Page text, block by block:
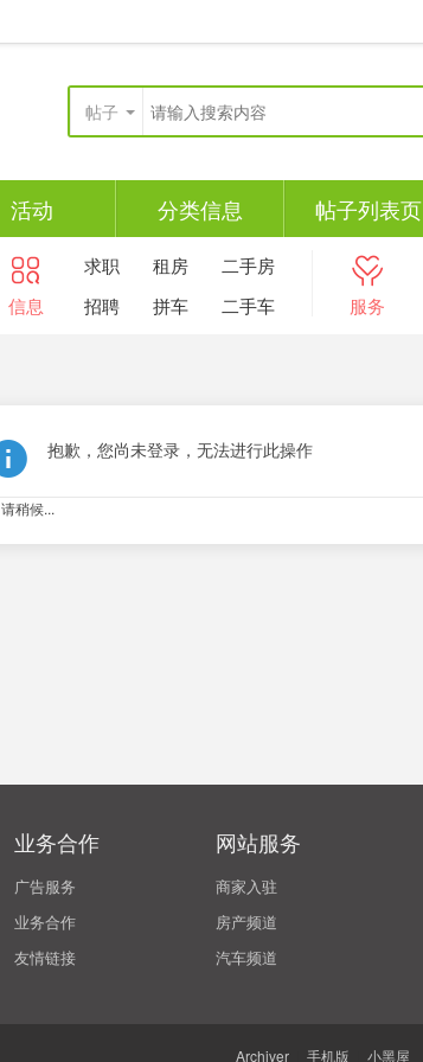
帖子
活动 分类信息 帖子列表页
信息
求职 租房
二手房
招聘
拼车 二手车 服务
抱歉，您尚未登录，无法进行此操作
请稍候...
业务合作
广告服务
业务合作
友情链接
网站服务
商家入驻
房产频道
汽车频道
Archiver 手机版 小黑屋